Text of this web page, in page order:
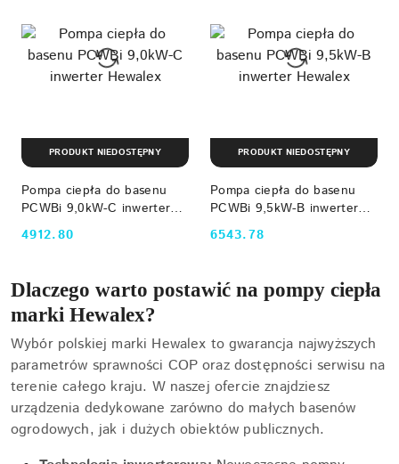
Pompa ciepła do basenu
PCWBi 9,0kW-C inwerter
Hewalex
Cena:
4912.80
PRODUKT NIEDOSTĘPNY
Pompa ciepła do basenu
PCWBi 9,5kW-B inwerter
Hewalex
Cena:
6543.78
PRODUKT NIEDOSTĘPNY
Dlaczego warto postawić na pompy ciepła
marki Hewalex?
Wybór polskiej marki Hewalex to gwarancja najwyższych
parametrów sprawności COP oraz dostępności serwisu na
terenie całego kraju. W naszej ofercie znajdziesz
urządzenia dedykowane zarówno do małych basenów
ogrodowych, jak i dużych obiektów publicznych.